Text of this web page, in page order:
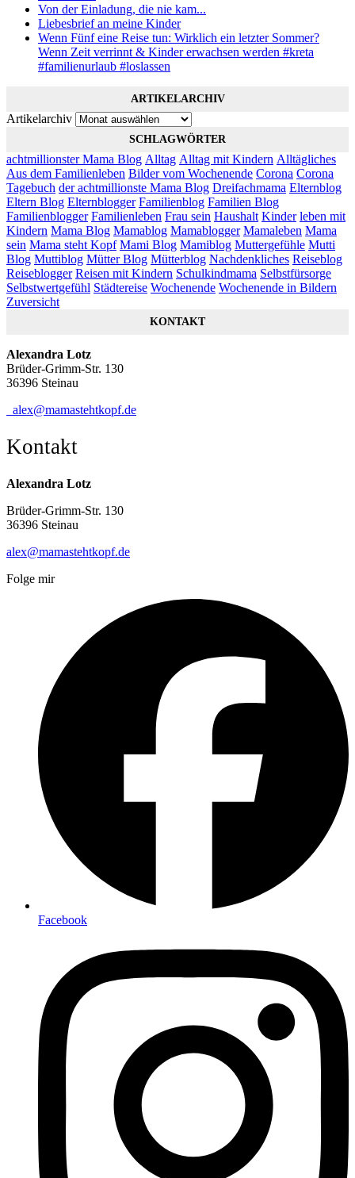
Von der Einladung, die nie kam...
Liebesbrief an meine Kinder
Wenn Fünf eine Reise tun: Wirklich ein letzter Sommer?
Wenn Zeit verrinnt & Kinder erwachsen werden #kreta
#familienurlaub #loslassen
ARTIKELARCHIV
Artikelarchiv
SCHLAGWÖRTER
achtmillionster Mama Blog Alltag Alltag mit Kindern Alltägliches
Aus dem Familienleben Bilder vom Wochenende Corona Corona
Tagebuch der achtmillionste Mama Blog Dreifachmama Elternblog
Eltern Blog Elternblogger Familienblog Familien Blog
Familienblogger Familienleben Frau sein Haushalt Kinder leben mit
Kindern Mama Blog Mamablog Mamablogger Mamaleben Mama
sein Mama steht Kopf Mami Blog Mamiblog Muttergefühle Mutti
Blog Muttiblog Mütter Blog Mütterblog Nachdenkliches Reiseblog
Reiseblogger Reisen mit Kindern Schulkindmama Selbstfürsorge
Selbstwertgefühl Städtereise Wochenende Wochenende in Bildern
Zuversicht
KONTAKT
Alexandra Lotz
Brüder-Grimm-Str. 130
36396 Steinau
alex@mamastehtkopf.de
Kontakt
Alexandra Lotz
Brüder-Grimm-Str. 130
36396 Steinau
alex@mamastehtkopf.de
Folge mir
Facebook